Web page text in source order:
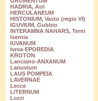
HADRIA, Atri
HERCULANEUM
HISTONIUM, Vasto (regio VI)
IGUVIUM, Gubbio
INTERAMNA NAHARS, Terni
Isernia
IUVANUM
Ivrea-EPOREDIA
KROTON
Lanciano-ANXANUM
Lanuvium
LAUS POMPEIA
LAVERNAE
Lecce
LITERNUM
Locri